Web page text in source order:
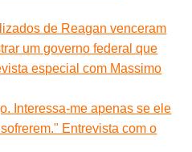
de Reagan venceram
um governo federal que
especial com Massimo
Interessa-me apenas se ele
Entrevista com o